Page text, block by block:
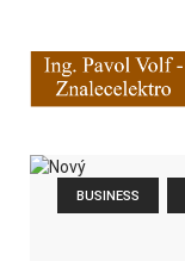
BUSINESS